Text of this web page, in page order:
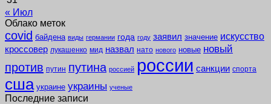
« Июл
Облако меток
covid байдена виды германии года году заявил значение искусство
кроссовер лукашенко мид назвал нато нового новые новый
против путин путина россией россии санкции спорта
сша украине украины ученые
Последние записи